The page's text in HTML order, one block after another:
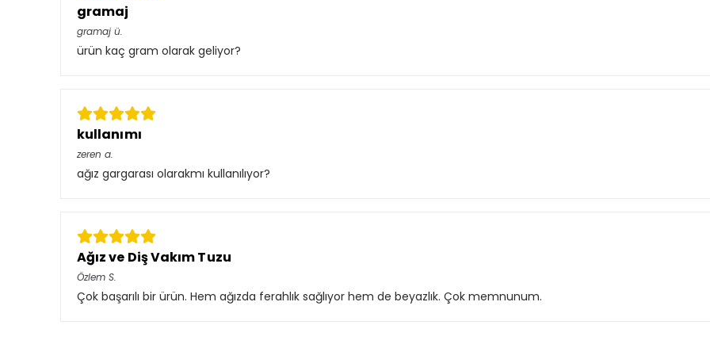
gramaj
gramaj ü.
ürün kaç gram olarak geliyor?
kullanımı
zeren a.
ağız gargarası olarakmı kullanılıyor?
Ağız ve Diş Vakım Tuzu
Özlem S.
Çok başarılı bir ürün. Hem ağızda ferahlık sağlıyor hem de beyazlık. Çok memnunum.